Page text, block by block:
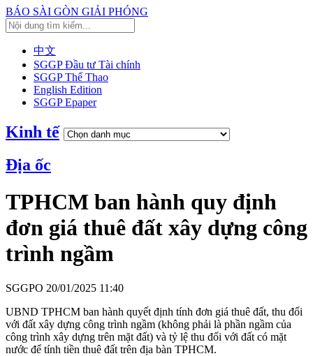
BÁO SÀI GÒN GIẢI PHÓNG
中文
SGGP Đầu tư Tài chính
SGGP Thể Thao
English Edition
SGGP Epaper
Kinh tế
Địa ốc
TPHCM ban hành quy định
đơn giá thuê đất xây dựng công
trình ngầm
SGGPO 20/01/2025 11:40
UBND TPHCM ban hành quyết định tính đơn giá thuê đất, thu đối
với đất xây dựng công trình ngầm (không phải là phần ngầm của
công trình xây dựng trên mặt đất) và tỷ lệ thu đối với đất có mặt
nước để tính tiền thuê đất trên địa bàn TPHCM.